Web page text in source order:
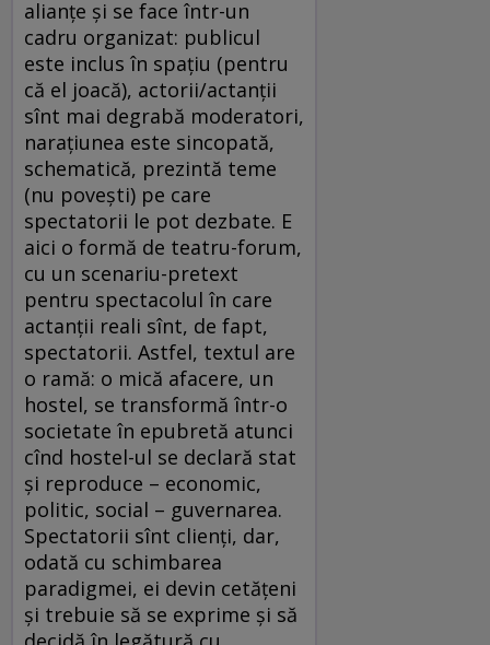
alianţe şi se face într-un
cadru organizat: publicul
este inclus în spaţiu (pentru
că el joacă), actorii/actanţii
sînt mai degrabă moderatori,
naraţiunea este sincopată,
schematică, prezintă teme
(nu poveşti) pe care
spectatorii le pot dezbate. E
aici o formă de teatru-forum,
cu un scenariu-pretext
pentru spectacolul în care
actanţii reali sînt, de fapt,
spectatorii. Astfel, textul are
o ramă: o mică afacere, un
hostel, se transformă într-o
societate în epubretă atunci
cînd hostel-ul se declară stat
şi reproduce – economic,
politic, social – guvernarea.
Spectatorii sînt clienţi, dar,
odată cu schimbarea
paradigmei, ei devin cetăţeni
şi trebuie să se exprime şi să